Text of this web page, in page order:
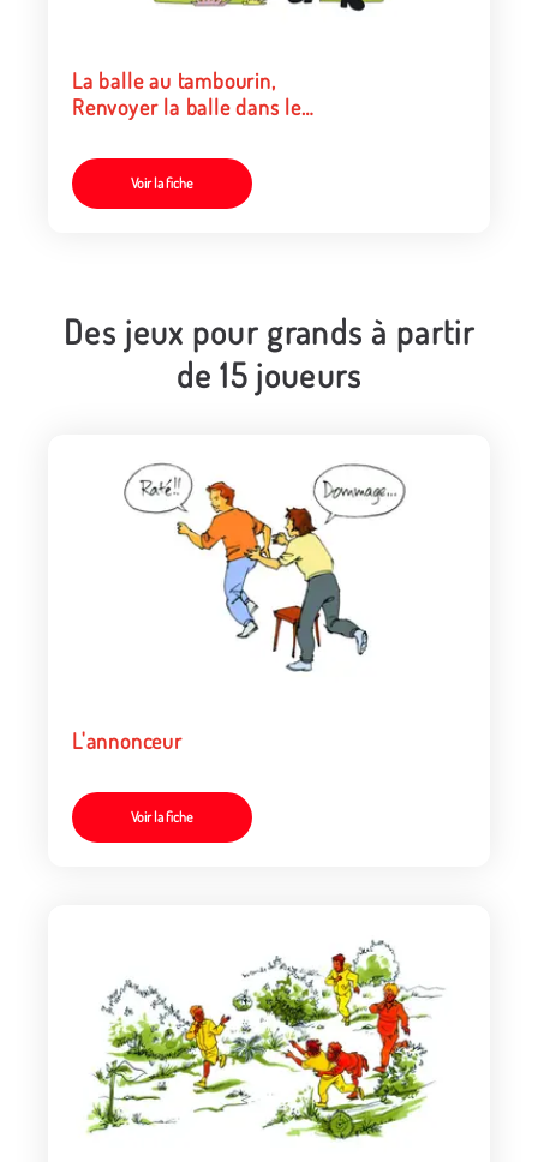
La balle au tambourin,
Renvoyer la balle dans le
tambourin
Voir la fiche
Des jeux pour grands à partir
de 15 joueurs
L'annonceur
Voir la fiche